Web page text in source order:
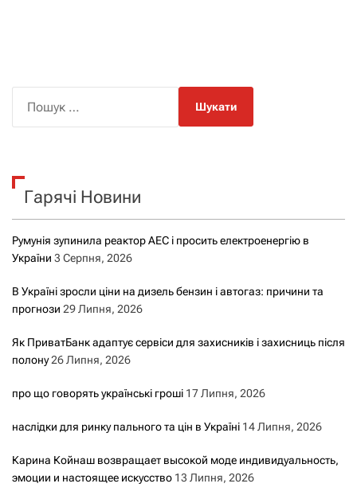
к
Гарячі Новини
Румунія зупинила реактор АЕС і просить електроенергію в
України 3 Серпня, 2026
В Україні зросли ціни на дизель бензин і автогаз: причини та
прогнози 29 Липня, 2026
Як ПриватБанк адаптує сервіси для захисників і захисниць після
полону26 Липня, 2026
про що говорять українські гроші 17 Липня, 2026
наслідки для ринку пального та цін в Україні 14 Липня, 2026
Карина Койнаш возвращает высокой моде индивидуальность,
эмоции и настоящее искусство 13 Липня, 2026